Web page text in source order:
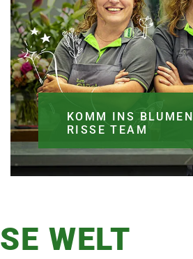
KOMM INS BLUMEN
RISSE TEAM
WELT